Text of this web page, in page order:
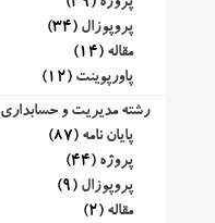
پروپوزال (34)
مقاله (14)
پاورپوینت (12)
رشته مدیریت و حسابداری
پایان نامه (87)
پروژه (44)
پروپوزال (9)
مقاله (2)